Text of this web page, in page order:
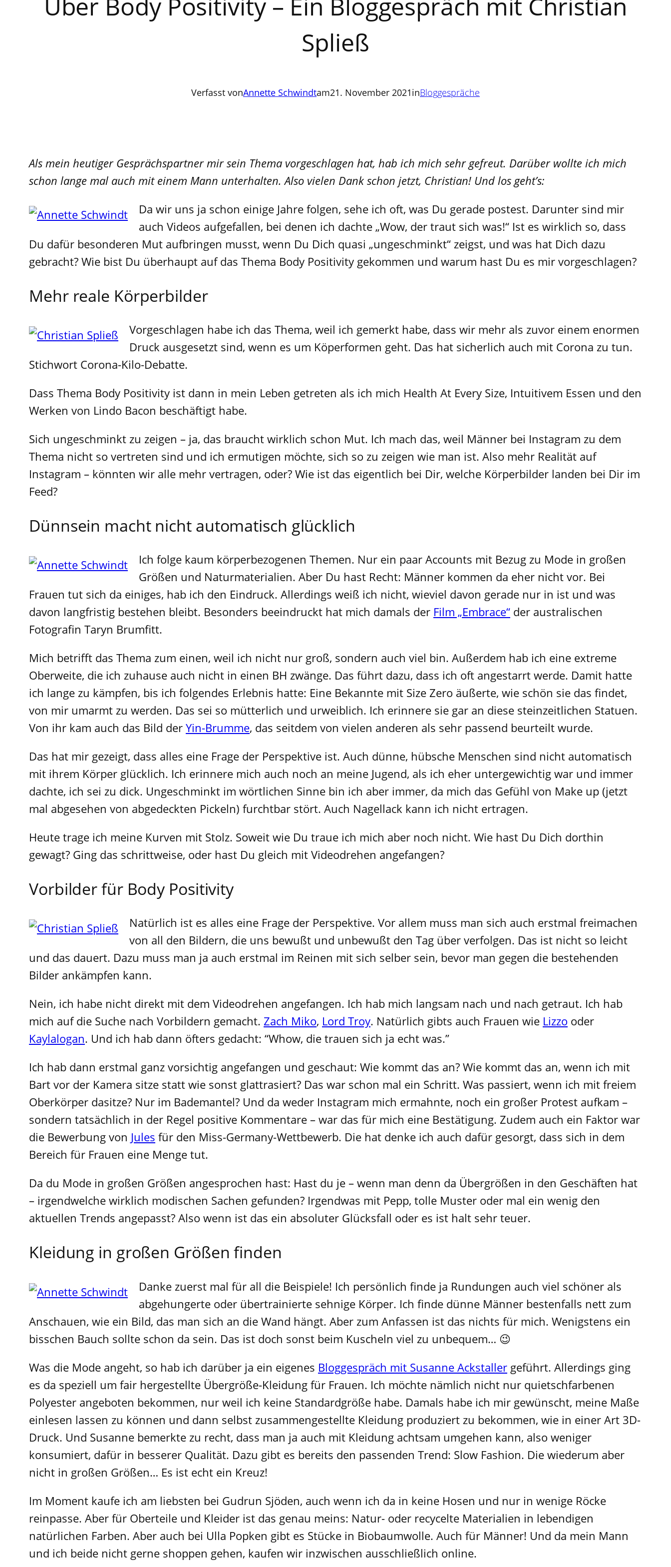
Spließ
Verfasst vonAnnette Schwindtam21. November 2021inBloggespräche
Als mein heutiger Gesprächspartner mir sein Thema vorgeschlagen hat, hab ich mich sehr gefreut. Darüber wollte ich mich
schon lange mal auch mit einem Mann unterhalten. Also vielen Dank schon jetzt, Christian! Und los geht’s:
Da wir uns ja schon einige Jahre folgen, sehe ich oft, was Du gerade postest. Darunter sind mir
auch Videos aufgefallen, bei denen ich dachte „Wow, der traut sich was!“ Ist es wirklich so, dass
Du dafür besonderen Mut aufbringen musst, wenn Du Dich quasi „ungeschminkt“ zeigst, und was hat Dich dazu
gebracht? Wie bist Du überhaupt auf das Thema Body Positivity gekommen und warum hast Du es mir vorgeschlagen?
Mehr reale Körperbilder
Vorgeschlagen habe ich das Thema, weil ich gemerkt habe, dass wir mehr als zuvor einem enormen
Druck ausgesetzt sind, wenn es um Köperformen geht. Das hat sicherlich auch mit Corona zu tun.
Stichwort Corona-Kilo-Debatte.
Dass Thema Body Positivity ist dann in mein Leben getreten als ich mich Health At Every Size, Intuitivem Essen und den
Werken von Lindo Bacon beschäftigt habe.
Sich ungeschminkt zu zeigen – ja, das braucht wirklich schon Mut. Ich mach das, weil Männer bei Instagram zu dem
Thema nicht so vertreten sind und ich ermutigen möchte, sich so zu zeigen wie man ist. Also mehr Realität auf
Instagram – könnten wir alle mehr vertragen, oder? Wie ist das eigentlich bei Dir, welche Körperbilder landen bei Dir im
Feed?
Dünnsein macht nicht automatisch glücklich
Ich folge kaum körperbezogenen Themen. Nur ein paar Accounts mit Bezug zu Mode in großen
Größen und Naturmaterialien. Aber Du hast Recht: Männer kommen da eher nicht vor. Bei
Frauen tut sich da einiges, hab ich den Eindruck. Allerdings weiß ich nicht, wieviel davon gerade nur in ist und was
davon langfristig bestehen bleibt. Besonders beeindruckt hat mich damals der Film „Embrace“ der australischen
Fotografin Taryn Brumfitt.
Mich betrifft das Thema zum einen, weil ich nicht nur groß, sondern auch viel bin. Außerdem hab ich eine extreme
Oberweite, die ich zuhause auch nicht in einen BH zwänge. Das führt dazu, dass ich oft angestarrt werde. Damit hatte
ich lange zu kämpfen, bis ich folgendes Erlebnis hatte: Eine Bekannte mit Size Zero äußerte, wie schön sie das findet,
von mir umarmt zu werden. Das sei so mütterlich und urweiblich. Ich erinnere sie gar an diese steinzeitlichen Statuen.
Von ihr kam auch das Bild der Yin-Brumme, das seitdem von vielen anderen als sehr passend beurteilt wurde.
Das hat mir gezeigt, dass alles eine Frage der Perspektive ist. Auch dünne, hübsche Menschen sind nicht automatisch
mit ihrem Körper glücklich. Ich erinnere mich auch noch an meine Jugend, als ich eher untergewichtig war und immer
dachte, ich sei zu dick. Ungeschminkt im wörtlichen Sinne bin ich aber immer, da mich das Gefühl von Make up (jetzt
mal abgesehen von abgedeckten Pickeln) furchtbar stört. Auch Nagellack kann ich nicht ertragen.
Heute trage ich meine Kurven mit Stolz. Soweit wie Du traue ich mich aber noch nicht. Wie hast Du Dich dorthin
gewagt? Ging das schrittweise, oder hast Du gleich mit Videodrehen angefangen?
Vorbilder für Body Positivity
Natürlich ist es alles eine Frage der Perspektive. Vor allem muss man sich auch erstmal freimachen
von all den Bildern, die uns bewußt und unbewußt den Tag über verfolgen. Das ist nicht so leicht
und das dauert. Dazu muss man ja auch erstmal im Reinen mit sich selber sein, bevor man gegen die bestehenden
Bilder ankämpfen kann.
Nein, ich habe nicht direkt mit dem Videodrehen angefangen. Ich hab mich langsam nach und nach getraut. Ich hab
mich auf die Suche nach Vorbildern gemacht. Zach Miko, Lord Troy. Natürlich gibts auch Frauen wie Lizzo oder
Kaylalogan. Und ich hab dann öfters gedacht: “Whow, die trauen sich ja echt was.”
Ich hab dann erstmal ganz vorsichtig angefangen und geschaut: Wie kommt das an? Wie kommt das an, wenn ich mit
Bart vor der Kamera sitze statt wie sonst glattrasiert? Das war schon mal ein Schritt. Was passiert, wenn ich mit freiem
Oberkörper dasitze? Nur im Bademantel? Und da weder Instagram mich ermahnte, noch ein großer Protest aufkam –
sondern tatsächlich in der Regel positive Kommentare – war das für mich eine Bestätigung. Zudem auch ein Faktor war
die Bewerbung von Jules für den Miss-Germany-Wettbewerb. Die hat denke ich auch dafür gesorgt, dass sich in dem
Bereich für Frauen eine Menge tut.
Da du Mode in großen Größen angesprochen hast: Hast du je – wenn man denn da Übergrößen in den Geschäften hat
– irgendwelche wirklich modischen Sachen gefunden? Irgendwas mit Pepp, tolle Muster oder mal ein wenig den
aktuellen Trends angepasst? Also wenn ist das ein absoluter Glücksfall oder es ist halt sehr teuer.
Kleidung in großen Größen finden
Danke zuerst mal für all die Beispiele! Ich persönlich finde ja Rundungen auch viel schöner als
abgehungerte oder übertrainierte sehnige Körper. Ich finde dünne Männer bestenfalls nett zum
Anschauen, wie ein Bild, das man sich an die Wand hängt. Aber zum Anfassen ist das nichts für mich. Wenigstens ein
bisschen Bauch sollte schon da sein. Das ist doch sonst beim Kuscheln viel zu unbequem… 😉
Was die Mode angeht, so hab ich darüber ja ein eigenes Bloggespräch mit Susanne Ackstaller geführt. Allerdings ging
es da speziell um fair hergestellte Übergröße-Kleidung für Frauen. Ich möchte nämlich nicht nur quietschfarbenen
Polyester angeboten bekommen, nur weil ich keine Standardgröße habe. Damals habe ich mir gewünscht, meine Maße
einlesen lassen zu können und dann selbst zusammengestellte Kleidung produziert zu bekommen, wie in einer Art 3D-
Druck. Und Susanne bemerkte zu recht, dass man ja auch mit Kleidung achtsam umgehen kann, also weniger
konsumiert, dafür in besserer Qualität. Dazu gibt es bereits den passenden Trend: Slow Fashion. Die wiederum aber
nicht in großen Größen… Es ist echt ein Kreuz!
Im Moment kaufe ich am liebsten bei Gudrun Sjöden, auch wenn ich da in keine Hosen und nur in wenige Röcke
reinpasse. Aber für Oberteile und Kleider ist das genau meins: Natur- oder recycelte Materialien in lebendigen
natürlichen Farben. Aber auch bei Ulla Popken gibt es Stücke in Biobaumwolle. Auch für Männer! Und da mein Mann
und ich beide nicht gerne shoppen gehen, kaufen wir inzwischen ausschließlich online.